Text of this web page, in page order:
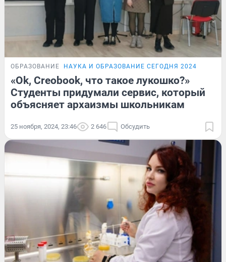
ОБРАЗОВАНИЕ НАУКА И ОБРАЗОВАНИЕ СЕГОДНЯ 2024
«Ok, Creobook, что такое лукошко?»
Студенты придумали сервис, который
объясняет архаизмы школьникам
25 ноября, 2024, 23:46 2 646 Обсудить